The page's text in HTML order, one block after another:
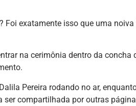
exatamente isso que uma
na cerimônia dentro da concha
Pereira rodando no ar,
compartilhada por outras